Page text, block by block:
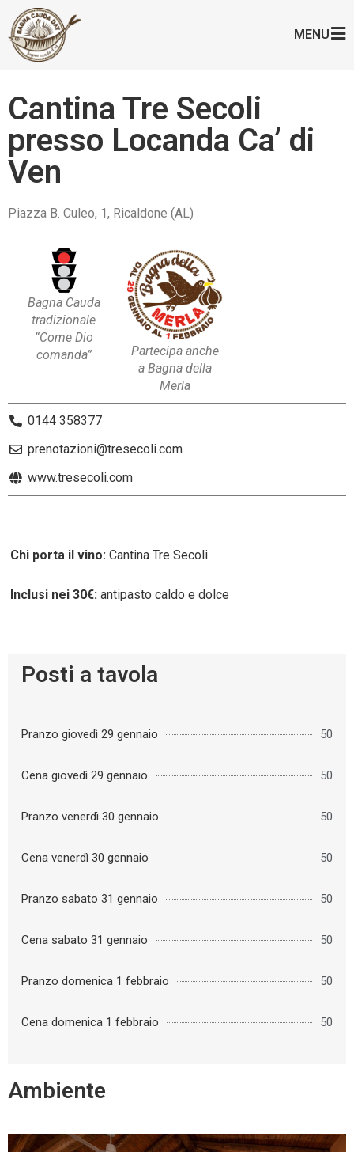
MENU
Cantina Tre Secoli
presso Locanda Ca’ di
Ven
Piazza B. Culeo, 1, Ricaldone (AL)
Bagna Cauda
tradizionale
“Come Dio
comanda”
Partecipa anche
a Bagna della
Merla
0144 358377
prenotazioni@tresecoli.com
www.tresecoli.com
Chi porta il vino: Cantina Tre Secoli
Inclusi nei 30€: antipasto caldo e dolce
Posti a tavola
Pranzo giovedì 29 gennaio 50
Cena giovedì 29 gennaio 50
Pranzo venerdì 30 gennaio 50
Cena venerdì 30 gennaio 50
Pranzo sabato 31 gennaio 50
Cena sabato 31 gennaio 50
Pranzo domenica 1 febbraio 50
Cena domenica 1 febbraio 50
Ambiente